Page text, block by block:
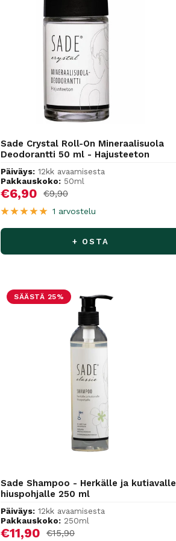
Sade Crystal Roll-On Mineraalisuola
Deodorantti 50 ml - Hajusteeton
Päiväys: 12kk avaamisesta
Pakkauskoko: 50ml
Alennushinta
€6,90 Normaalihinta
€9,90
1 arvostelu
+ OSTA
SÄÄSTÄ 25%
Sade Shampoo - Herkälle ja kutiavalle
hiuspohjalle 250 ml
Päiväys: 12kk avaamisesta
Pakkauskoko: 250ml
Alennushinta
€11,90 Normaalihinta
€15,90